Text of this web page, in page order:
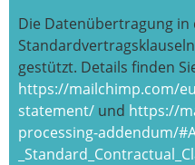
Die Datenübertragung in
gestützt. Details finden
https://mailchimp.com/
statement/ und https://
processing-addendum/